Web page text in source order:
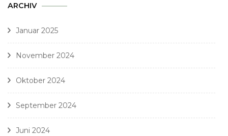
ARCHIV
Januar 2025
November 2024
Oktober 2024
September 2024
Juni 2024